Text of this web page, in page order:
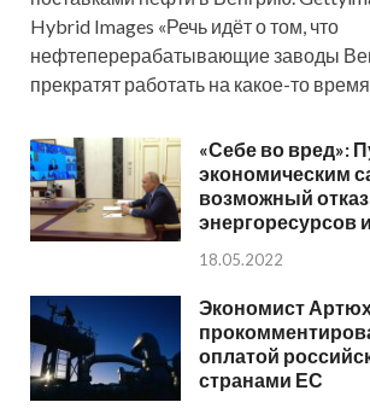
Hybrid Images «Речь идёт о том, что
нефтеперерабатывающие заводы
прекратят работать на какое-то время,
«Себе во вред»:
экономическим
возможный
энергоресурсов
18.05.2022
Экономист
оплатой
странами ЕС